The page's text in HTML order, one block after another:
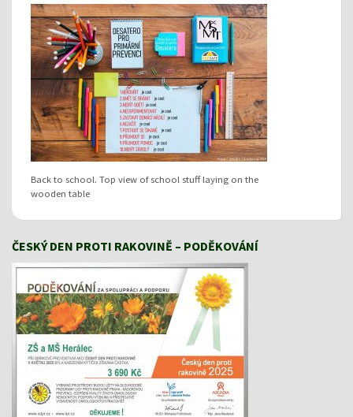
Back to school. Top view of school stuff laying on the
wooden table
ČESKÝ DEN PROTI RAKOVINĚ – PODĚKOVÁNÍ